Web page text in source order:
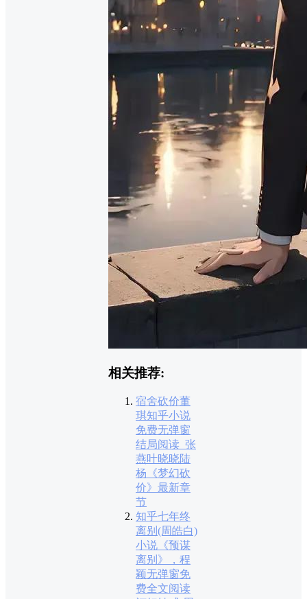
相关推荐:
宿舍砍价董
琪知乎小说
免费无弹窗
结局阅读_张
燕叶晓晓陆
杨《梦幻砍
价》最新章
节
知乎七年终
离别(周皓白)
小说《预谋
离别》，程
颖无弹窗免
费全文阅读